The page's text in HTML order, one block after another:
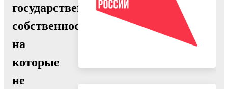
государственная
собственность
на
которые
не